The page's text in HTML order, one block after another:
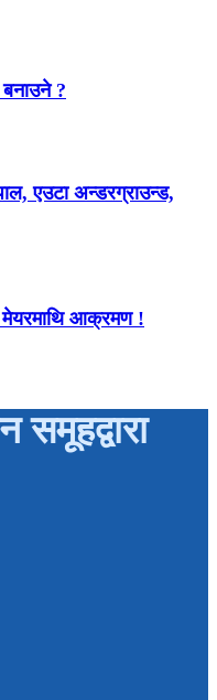
बनाउने ?
एउटा अन्डरग्राउन्ड,
आक्रमण !